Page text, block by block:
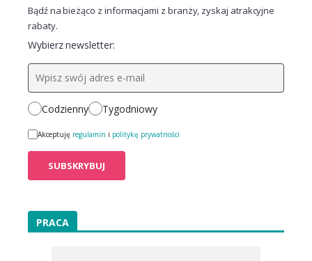
Bądź na bieżąco z informacjami z branży, zyskaj atrakcyjne
rabaty.
Wybierz newsletter:
Codzienny Tygodniowy
Akceptuję regulamin i politykę prywatności
PRACA